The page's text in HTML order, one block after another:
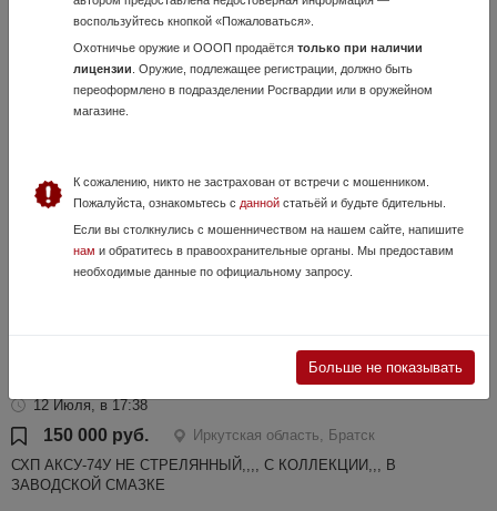
Макет пулемета Максим
25 Июля, в 11:38
55 000 руб.
12 Июля, в 17:38
150 000 руб.
Иркутская область, Братск
СХП АКСУ-74У НЕ СТРЕЛЯННЫЙ,,,, С КОЛЛЕКЦИИ,,, В
ЗАВОДСКОЙ СМАЗКЕ
воспользуйтесь кнопкой «Пожаловаться».
Охотничье оружие и ОООП продаётся только при наличии
лицензии . Оружие, подлежащее регистрации, должно быть
переоформлено в подразделении Росгвардии или в оружейном
магазине.
К сожалению, никто не застрахован от встречи с мошенником.
Пожалуйста, ознакомьтесь с даннойстатьёй и будьте бдительны.
Если вы столкнулись с мошенничеством на нашем сайте, напишите
нам и обратитесь в правоохранительные органы. Мы предоставим
необходимые данные по официальному запросу.
Больше не показывать